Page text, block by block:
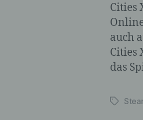
Cities
auch
Cities
das